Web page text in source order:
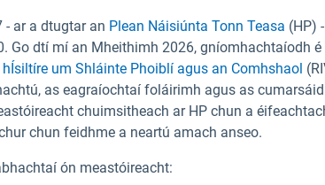
- ar a dtugtar an Plean Náisiúnta Tonn Teasa (HP)
Go dtí mí an Mheithimh 2026, gníomhachtaíodh é
um Shláinte Phoiblí agus an Comhshaol
as eagraíochtaí foláirimh agus as
chuimsitheach ar HP chun a
chun feidhme a neartú amach anseo.
ón meastóireacht: